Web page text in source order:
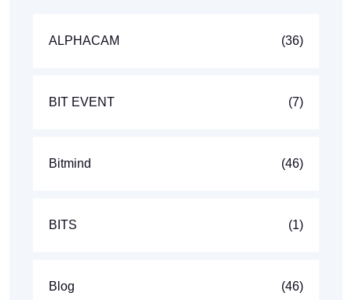
ALPHACAM (36)
BIT EVENT (7)
Bitmind (46)
BITS (1)
Blog (46)